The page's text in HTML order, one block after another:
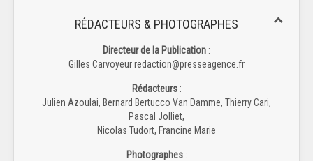
RÉDACTEURS & PHOTOGRAPHES
Directeur de la Publication :
Gilles Carvoyeur redaction@presseagence.fr
Rédacteurs:
Julien Azoulai, Bernard Bertucco Van Damme, Thierry Cari,
Pascal Jolliet,
Nicolas Tudort, Francine Marie
Photographes: